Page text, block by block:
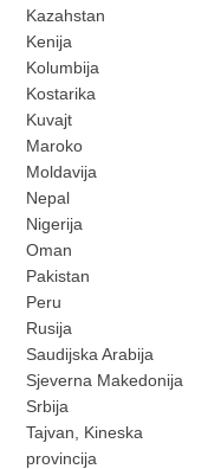
Kazahstan
Kenija
Kolumbija
Kostarika
Kuvajt
Maroko
Moldavija
Nepal
Nigerija
Oman
Pakistan
Peru
Rusija
Saudijska Arabija
Sjeverna Makedonija
Srbija
Tajvan, Kineska
provincija